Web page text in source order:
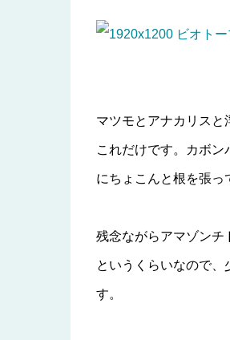
マツモとアナカリスと
これだけです。カボ
にちょこんと根を張
残念ながらアマゾン
というくらいなので
す。